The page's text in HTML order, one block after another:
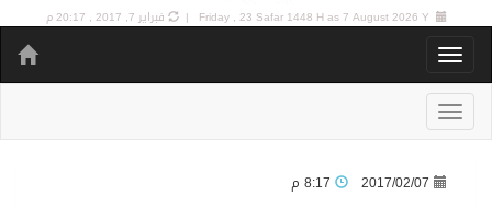
Friday , 23 Safar 1448 H as7 August 2026 Y | فبراير 7, 2017 , 20:17 م
2017/02/07